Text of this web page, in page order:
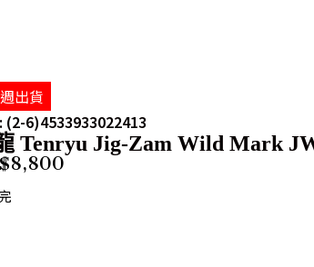
出貨
(2-6)4533933022413
Tenryu Jig-Zam Wild Mark
8,800